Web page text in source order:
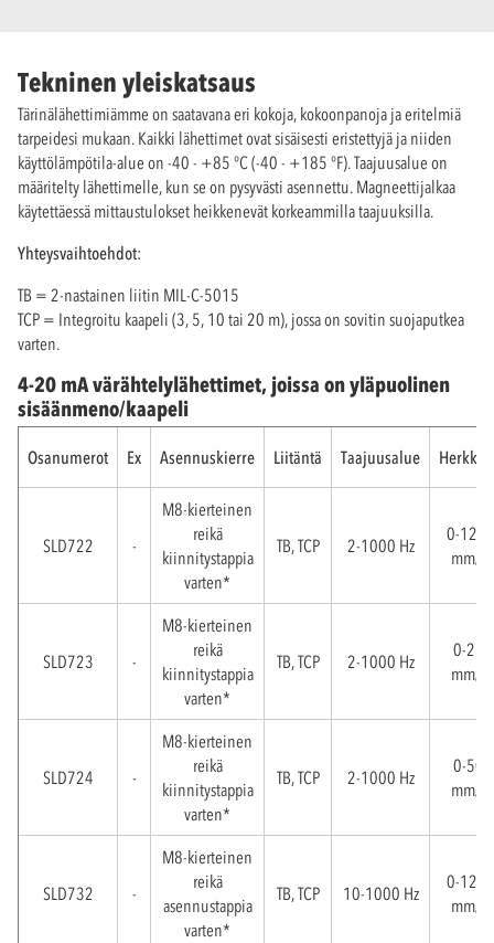
Tekninen yleiskatsaus
Tärinälähettimiämme on saatavana eri kokoja, kokoonpanoja ja eritelmiä
tarpeidesi mukaan. Kaikki lähettimet ovat sisäisesti eristettyjä ja niiden
käyttölämpötila-alue on -40 - +85 °C (-40 - +185 °F). Taajuusalue on
määritelty lähettimelle, kun se on pysyvästi asennettu. Magneettijalkaa
käytettäessä mittaustulokset heikkenevät korkeammilla taajuuksilla.
Yhteysvaihtoehdot:
TB = 2-nastainen liitin MIL-C-5015
TCP = Integroitu kaapeli (3, 5, 10 tai 20 m), jossa on sovitin suojaputkea
varten.
4-20 mA värähtelylähettimet, joissa on yläpuolinen
sisäänmeno/kaapeli
Osanumerot Ex Asennuskierre Liitäntä Taajuusalue
SLD722 -
M8-kierteinen
reikä
kiinnitystappia
varten*
TB, TCP 2-1000 Hz
0-12,5
mm/s
SLD723 -
M8-kierteinen
reikä
kiinnitystappia
varten*
TB, TCP 2-1000 Hz
0-25
mm/s
SLD724 -
M8-kierteinen
reikä
kiinnitystappia
varten*
TB, TCP 2-1000 Hz
0-50
mm/s
SLD732 -
M8-kierteinen
reikä
asennustappia
varten*
TB, TCP 10-1000 Hz
0-12,5
mm/s